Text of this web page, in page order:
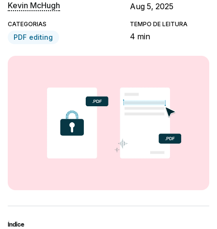
Kevin McHugh Aug 5, 2025
CATEGORIAS
PDF editing
TEMPO DE LEITURA
4 min
Índice